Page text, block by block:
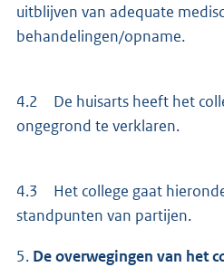
uitblijven van adequate
behandelingen/opname.
4.2 De huisarts heeft het
ongegrond te verklaren.
4.3 Het college gaat
standpunten van partijen.
5. De overwegingen van het